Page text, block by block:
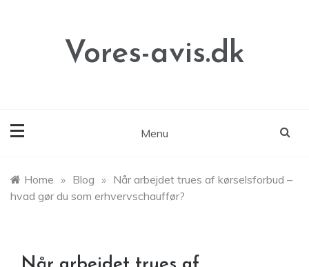
Vores-avis.dk
Menu
Home » Blog » Når arbejdet trues af kørselsforbud –
hvad gør du som erhvervschauffør?